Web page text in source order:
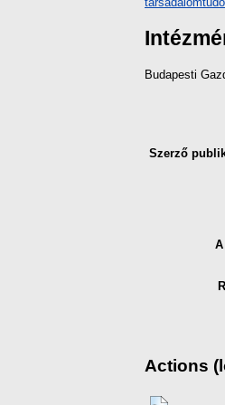
Budapesti
Szerző
Actions